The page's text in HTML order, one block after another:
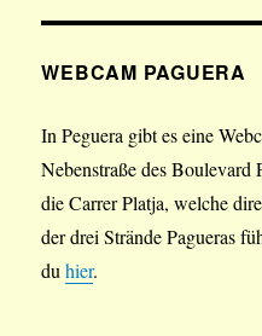
WEBCAM PAGUERA
In Peguera gibt es eine
Nebenstraße des Boulevard
die Carrer Platja, welche
der drei Strände Pagueras
duhier.